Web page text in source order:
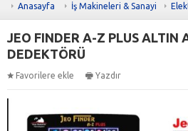
Anasayfa İş Makineleri & Sanayi
JEO FINDER A-Z PLUS ALTIN
DEDEKTÖRÜ
Favorilere ekle Yazdır